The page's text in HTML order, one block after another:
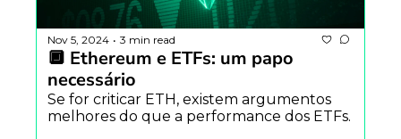
Nov 5, 2024 • 3 min read
🔲 Ethereum e ETFs: um papo
necessário
Se for criticar ETH, existem argumentos
melhores do que a performance dos ETFs.